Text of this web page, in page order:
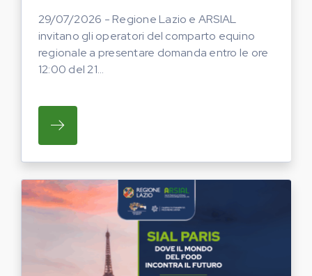
29/07/2026 - Regione Lazio e ARSIAL
invitano gli operatori del comparto equino
regionale a presentare domanda entro le ore
12:00 del 21...
SU REGIONE LAZIO E ARSIAL INVITANO